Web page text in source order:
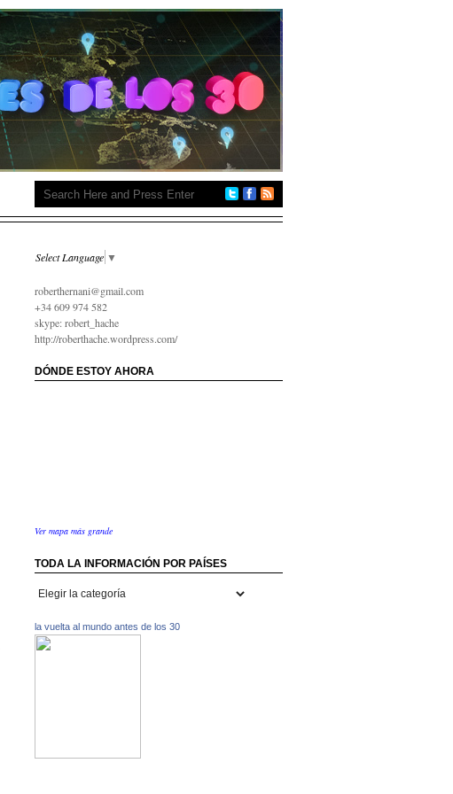
Select Language ▼
roberthernani@gmail.com
+34 609 974 582
skype: robert_hache
http://roberthache.wordpress.com/
DÓNDE ESTOY AHORA
Ver mapa más grande
TODA LA INFORMACIÓN POR PAÍSES
Toda
información
por
países
la vuelta al mundo antes de los 30